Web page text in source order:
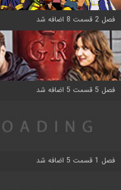
فصل 2 قسمت 8 اضافه شد
فصل 5 قسمت 5 اضافه شد
فصل 1 قسمت 5 اضافه شد